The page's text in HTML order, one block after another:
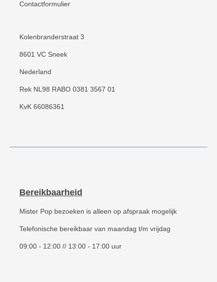
Contactformulier
Kolenbranderstraat 3
8601 VC Sneek
Nederland
Rek NL98 RABO 0381 3567 01
KvK 66086361
Bereikbaarheid
Mister Pop bezoeken is alleen op afspraak mogelijk
Telefonische bereikbaar van maandag t/m vrijdag
09:00 - 12:00 // 13:00 - 17:00 uur